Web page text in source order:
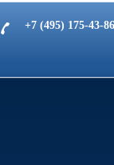
+7 (495) 175-43-